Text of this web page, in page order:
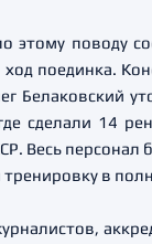
этому поводу
поединка.
Белаковский
сделали 14
Весь
в